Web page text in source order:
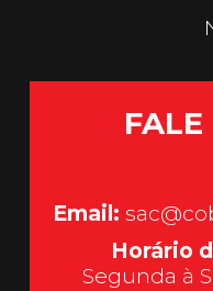
FALE
Email:
Horário
Segunda à